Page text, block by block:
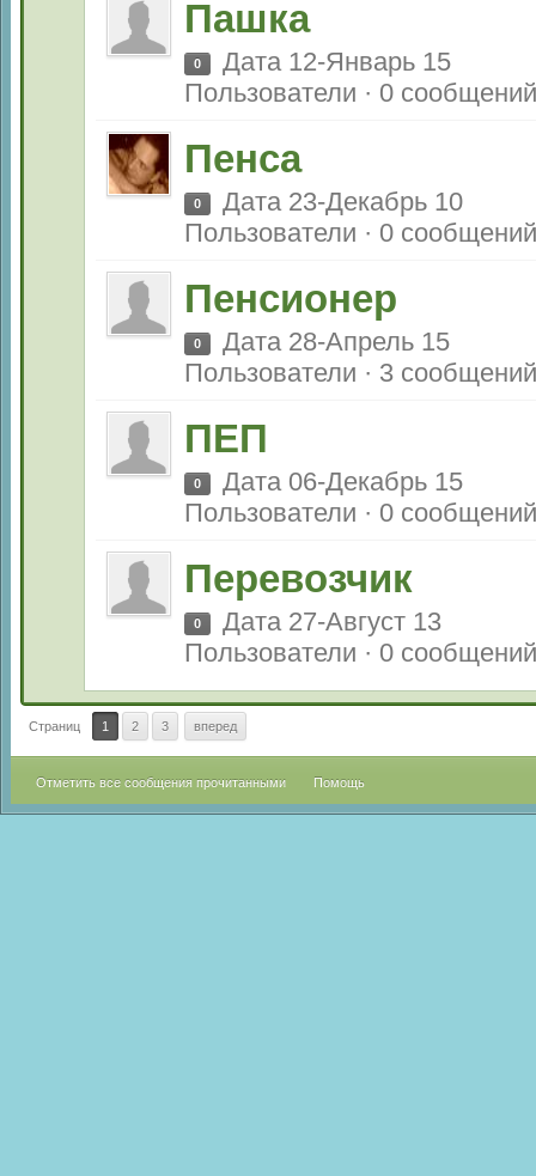
Пашка
0
Дата 12-Январь 15
Пользователи · 0 сообщений
Пенса
0
Дата 23-Декабрь 10
Пользователи · 0 сообщений
Пенсионер
0
Дата 28-Апрель 15
Пользователи · 3 сообщений
ПЕП
0
Дата 06-Декабрь 15
Пользователи · 0 сообщений
Перевозчик
0
Дата 27-Август 13
Пользователи · 0 сообщений
Страниц 1 2 3 вперед
Отметить все сообщения прочитанными Помощь